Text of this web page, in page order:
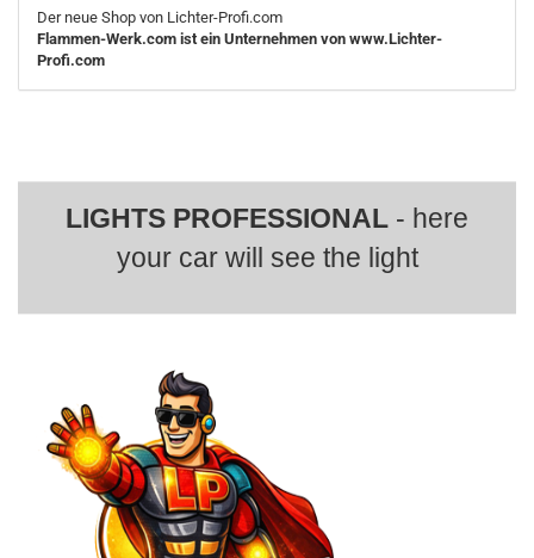
Der neue Shop von Lichter-Profi.com
Flammen-Werk.com ist ein Unternehmen von www.Lichter-
Profi.com
LIGHTS PROFESSIONAL - here
your car will see the light